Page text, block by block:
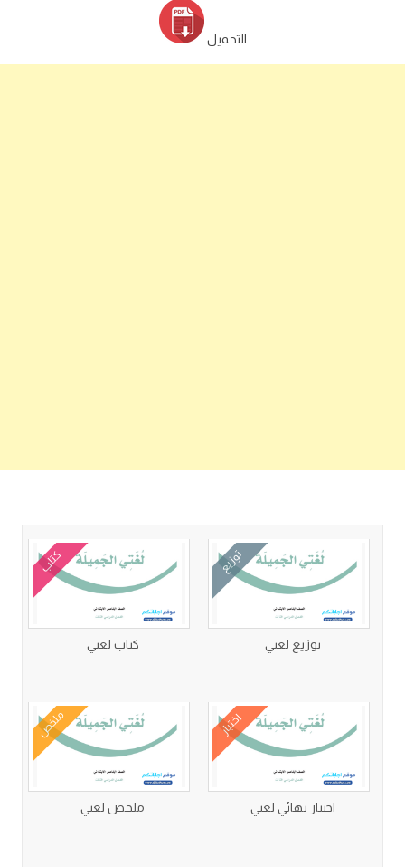
التحميل
توزيع
توزيع لغتي
كتاب
كتاب لغتي
اختبار
اختبار نهائي لغتي
ملخص
ملخص لغتي